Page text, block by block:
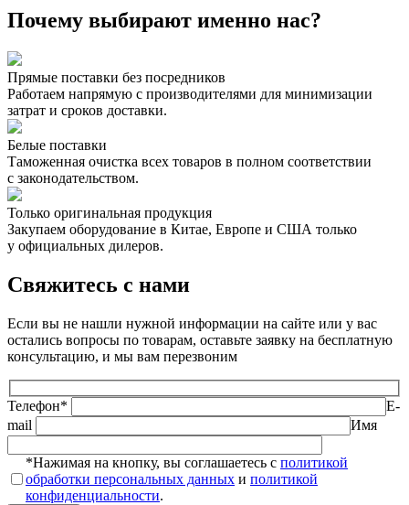
Почему выбирают именно нас?
Прямые поставки без посредников
Работаем напрямую с производителями для минимизации
затрат и сроков доставки.
Белые поставки
Таможенная очистка всех товаров в полном соответствии
с законодательством.
Только оригинальная продукция
Закупаем оборудование в Китае, Европе и США только
у официальных дилеров.
Свяжитесь с нами
Если вы не нашли нужной информации на сайте или у вас
остались вопросы по товарам, оставьте заявку на бесплатную
консультацию, и мы вам перезвоним
Телефон*
E-
mail
Имя
*Нажимая на кнопку, вы соглашаетесь с политикой
обработки персональных данных и политикой
конфиденциальности.